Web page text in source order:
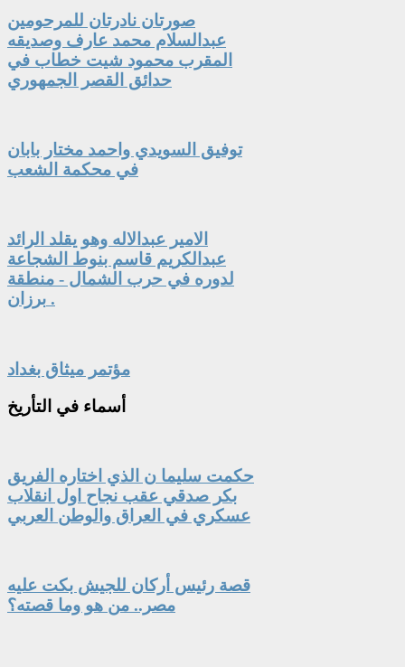
صورتان نادرتان للمرحومين
عبدالسلام محمد عارف وصديقه
المقرب محمود شيت خطاب في
حدائق القصر الجمهوري
توفيق السويدي واحمد مختار بابان
في محكمة الشعب
الامير عبدالاله وهو يقلد الرائد
عبدالكريم قاسم بنوط الشجاعة
لدوره في حرب الشمال - منطقة
برزان .
مؤتمر ميثاق بغداد
أسماء في التأريخ
حكمت سليما ن الذي اختاره الفريق
بكر صدقي عقب نجاح اول انقلاب
عسكري في العراق والوطن العربي
قصة رئيس أركان للجيش بكت عليه
مصر.. من هو وما قصته؟